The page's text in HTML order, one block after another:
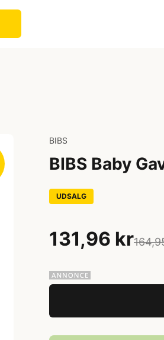
BIBS
BIBS Baby
UDSALG
131,96 kr